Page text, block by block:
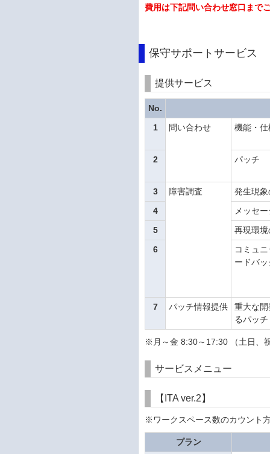
費用は下記問い合わせ窓口まで
保守サポートサービス
提供サービス
No.
1
問い合わせ 機能・仕
2 パッチ
3 障害調査
発生現
4
メッセ
5
再現環
6
コミュ
ードバッ
7 パッチ情報提供
重大な
るパッチ
※月～金 8:30～17:30 （土日、
サービスメニュー
【ITA ver.2】
※ワークスペース数のカウント
プラン